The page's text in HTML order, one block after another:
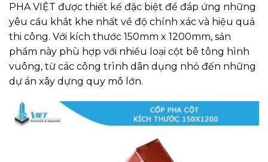
PHA VIỆT được thiết kế đặc biệt để đáp ứng những
yêu cầu khắt khe nhất về độ chính xác và hiệu quả
thi công. Với kích thước 150mm x 1200mm, sản
phẩm này phù hợp với nhiều loại cột bê tông hình
vuông, từ các công trình dân dụng nhỏ đến những
dự án xây dựng quy mô lớn.